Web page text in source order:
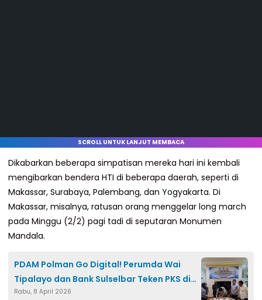
SCROLL UNTUK LANJUT MEMBACA
Dikabarkan beberapa simpatisan mereka hari ini kembali
mengibarkan bendera HTI di beberapa daerah, seperti di
Makassar, Surabaya, Palembang, dan Yogyakarta. Di
Makassar, misalnya, ratusan orang menggelar long march
pada Minggu (2/2) pagi tadi di seputaran Monumen
Mandala.
PDAM Polman Go Digital! Perumda Wai
Tipalayo dan Bank Sulselbar Teken PKS di
Jakarta
Rabu, 8 April 2026